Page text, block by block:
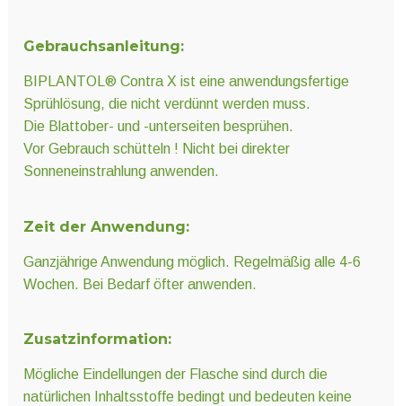
Gebrauchsanleitung:
BIPLANTOL® Contra X ist eine anwendungsfertige
Sprühlösung, die nicht verdünnt werden muss.
Die Blattober- und -unterseiten besprühen.
Vor Gebrauch schütteln ! Nicht bei direkter
Sonneneinstrahlung anwenden.
Zeit der Anwendung:
Ganzjährige Anwendung möglich. Regelmäßig alle 4-6
Wochen. Bei Bedarf öfter anwenden.
Zusatzinformation:
Mögliche Eindellungen der Flasche sind durch die
natürlichen Inhaltsstoffe bedingt und bedeuten keine